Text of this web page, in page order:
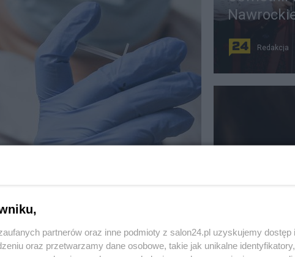
mRNA przeciwko
w Europie?
ZDROWIE
Redakcja
Mobbing
partnerów oraz inne podmioty z salon24.pl uzyskujemy
oraz przetwarzamy dane osobowe, takie jak unikalne